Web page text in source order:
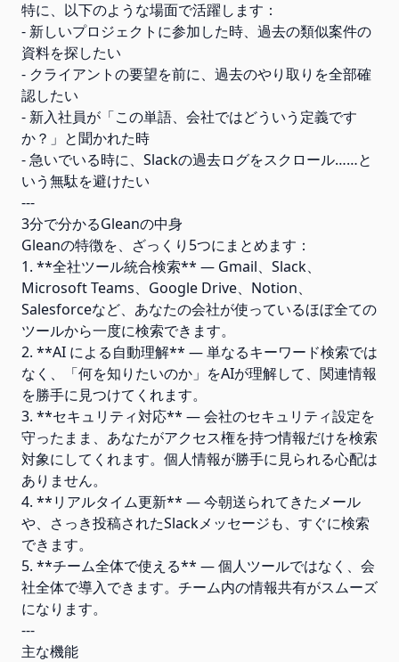
特に、以下のような場面で活躍します：
- 新しいプロジェクトに参加した時、過去の類似案件の
資料を探したい
- クライアントの要望を前に、過去のやり取りを全部確
認したい
- 新入社員が「この単語、会社ではどういう定義です
か？」と聞かれた時
- 急いでいる時に、Slackの過去ログをスクロール……と
いう無駄を避けたい
---
3分で分かるGleanの中身
Gleanの特徴を、ざっくり5つにまとめます：
1. **全社ツール統合検索** — Gmail、Slack、
Microsoft Teams、Google Drive、Notion、
Salesforceなど、あなたの会社が使っているほぼ全ての
ツールから一度に検索できます。
2. **AI による自動理解** — 単なるキーワード検索では
なく、「何を知りたいのか」をAIが理解して、関連情報
を勝手に見つけてくれます。
3. **セキュリティ対応** — 会社のセキュリティ設定を
守ったまま、あなたがアクセス権を持つ情報だけを検索
対象にしてくれます。個人情報が勝手に見られる心配は
ありません。
4. **リアルタイム更新** — 今朝送られてきたメール
や、さっき投稿されたSlackメッセージも、すぐに検索
できます。
5. **チーム全体で使える** — 個人ツールではなく、会
社全体で導入できます。チーム内の情報共有がスムーズ
になります。
---
主な機能